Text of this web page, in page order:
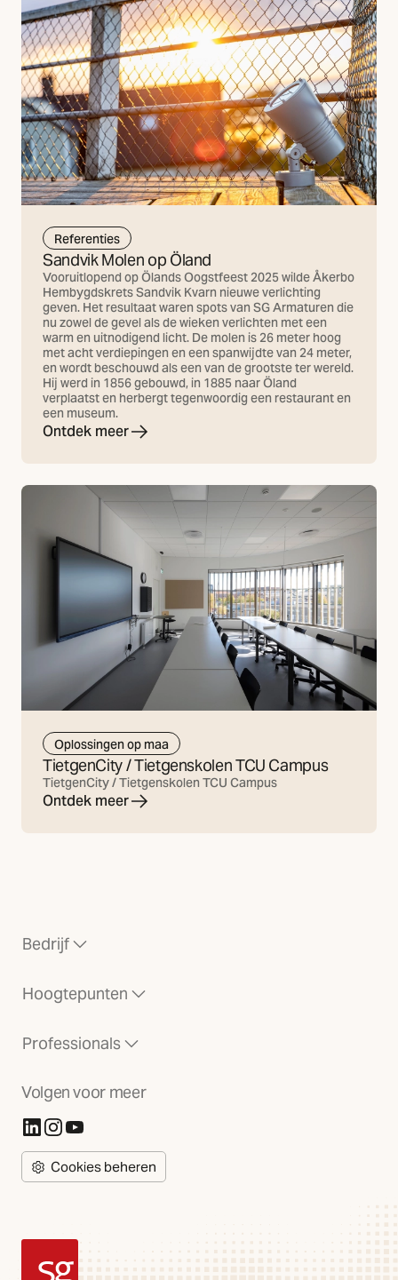
Referenties
Sandvik Molen op Öland
Vooruitlopend op Ölands Oogstfeest 2025 wilde Åkerbo
Hembygdskrets Sandvik Kvarn nieuwe verlichting
geven. Het resultaat waren spots van SG Armaturen die
nu zowel de gevel als de wieken verlichten met een
warm en uitnodigend licht. De molen is 26 meter hoog
met acht verdiepingen en een spanwijdte van 24 meter,
en wordt beschouwd als een van de grootste ter wereld.
Hij werd in 1856 gebouwd, in 1885 naar Öland
verplaatst en herbergt tegenwoordig een restaurant en
een museum.
Ontdek meer
Oplossingen op maa
TietgenCity / Tietgenskolen TCU Campus
TietgenCity / Tietgenskolen TCU Campus
Ontdek meer
Bedrijf
Hoogtepunten
Professionals
Volgen voor meer
(Opent in nieuw tabblad)
(Opent in nieuw tabblad)
(Opent in nieuw tabblad)
Cookies beheren